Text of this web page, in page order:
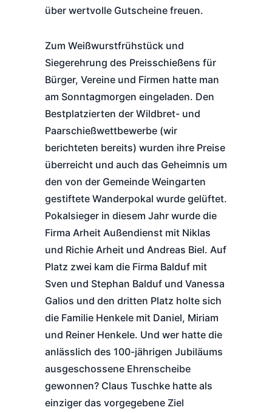
über wertvolle Gutscheine freuen.
Zum Weißwurstfrühstück und
Siegerehrung des Preisschießens für
Bürger, Vereine und Firmen hatte man
am Sonntagmorgen eingeladen. Den
Bestplatzierten der Wildbret- und
Paarschießwettbewerbe (wir
berichteten bereits) wurden ihre Preise
überreicht und auch das Geheimnis um
den von der Gemeinde Weingarten
gestiftete Wanderpokal wurde gelüftet.
Pokalsieger in diesem Jahr wurde die
Firma Arheit Außendienst mit Niklas
und Richie Arheit und Andreas Biel. Auf
Platz zwei kam die Firma Balduf mit
Sven und Stephan Balduf und Vanessa
Galios und den dritten Platz holte sich
die Familie Henkele mit Daniel, Miriam
und Reiner Henkele. Und wer hatte die
anlässlich des 100-jährigen Jubiläums
ausgeschossene Ehrenscheibe
gewonnen? Claus Tuschke hatte als
einziger das vorgegebene Ziel